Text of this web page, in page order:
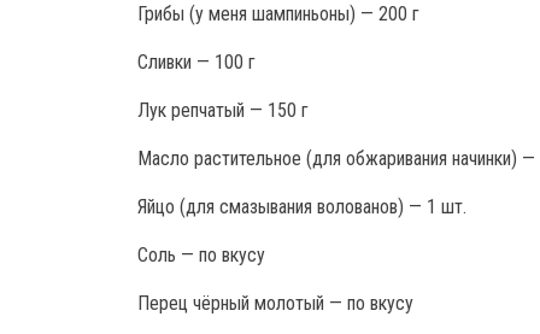
Грибы (у меня шампиньоны) — 200 г
Сливки — 100 г
Лук репчатый — 150 г
Масло растительное (для обжаривания начинки) —
Яйцо (для смазывания волованов) — 1 шт.
Соль — по вкусу
Перец чёрный молотый — по вкусу